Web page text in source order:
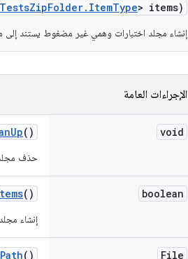
TestsZipFolder. ItemType> items)
إنشاء مجلد اختبارات وهمي غير مضغوط يستند إلى
الإجراءات العامة
void
Up()
حذف مجلد
boolean
()
إنشاء
File
Path()